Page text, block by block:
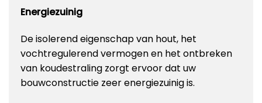
Energiezuinig
De isolerend eigenschap van hout, het
vochtregulerend vermogen en het ontbreken
van koudestraling zorgt ervoor dat uw
bouwconstructie zeer energiezuinig is.